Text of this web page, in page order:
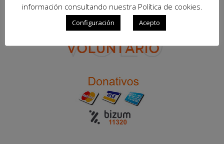
información consultando nuestra Política de cookies.
Configuración Acepto